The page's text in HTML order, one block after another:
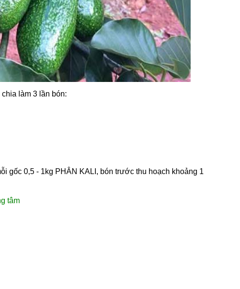
làm 3 lần bón:
gốc 0,5 - 1kg PHÂN KALI, bón trước thu hoạch khoảng 1
tâm